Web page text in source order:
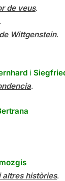
de veus.
Wittgenstein.
i
.
altres històries.